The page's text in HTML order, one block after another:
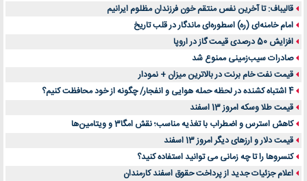
قالیباف: تا آخرین نفس منتقم خون فرزندان مظلوم ایرانیم
امام خامنه‌ای (ره) اسطوره‌ای ماندگار در قلب تاریخ
افزایش 50 درصدی قیمت گاز در اروپا
صادرات سیب‌زمینی ممنوع شد
قیمت نفت خام برنت در بالاترین میزان + نمودار
4 اشتباه کشنده در لحظه حمله هوایی و انفجار/ چگونه از خود محافظت کنیم؟
قیمت طلا وسکه امروز 13 اسفند
کاهش استرس و اضطراب با تغذیه مناسب؛ نقش امگا3 و ویتامین‌ها
قیمت دلار و ارزهای دیگر امروز 13 اسفند
کنسروها را تا چه زمانی می توانید استفاده کنید؟
اعلام جزئیات جدید از پرداخت حقوق اسفند کارمندان